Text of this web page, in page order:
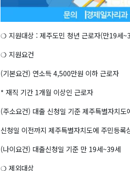
❍ 지원대상 : 제주도민 청년 근로자(만19세
❍ 지원요건
(기본요건) 연소득 4,500만원 이하 근로자
* 재직 기간 1개월 이상인 근로자
(주소요건) 대출 신청일 기준 제주특별자치
신청일 이전까지 제주특별자치도에 주민등
(나이요건) 대출신청일 기준 만 19세~39세
❍ 제외대상